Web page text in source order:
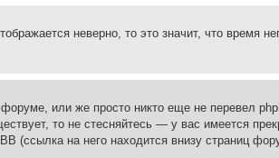
неверно, то это значит, что время
или же просто никто еще не перевел
то не стесняйтесь — у вас имеется
(ссылка на него находится внизу страниц